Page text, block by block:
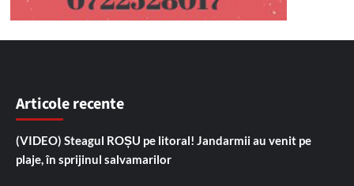
Articole recente
(VIDEO) Steagul ROȘU pe litoral! Jandarmii au venit pe
plaje, în sprijinul salvamarilor